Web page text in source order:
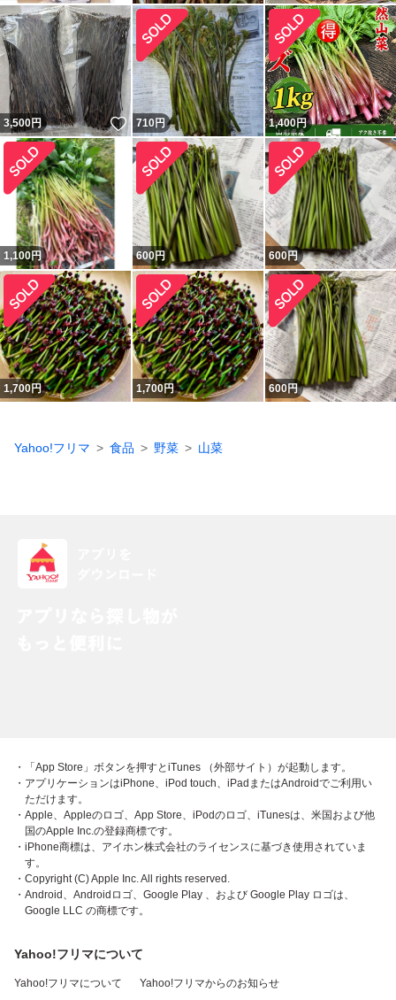
3,500円 いいね！
710円 1,400円
1,100円 600円 600円
1,700円 1,700円 600円
Yahoo!フリマ 食品 野菜 山菜
・「App Store」ボタンを押すとiTunes （外部サイト）が起動します。
・アプリケーションはiPhone、iPod touch、iPadまたはAndroidでご利用い
ただけます。
・Apple、Appleのロゴ、App Store、iPodのロゴ、iTunesは、米国および他
国のApple Inc.の登録商標です。
・iPhone商標は、アイホン株式会社のライセンスに基づき使用されていま
す。
・Copyright (C) Apple Inc. All rights reserved.
・Android、Androidロゴ、Google Play 、および Google Play ロゴは、
Google LLC の商標です。
Yahoo!フリマについて
Yahoo!フリマについて Yahoo!フリマからのお知らせ